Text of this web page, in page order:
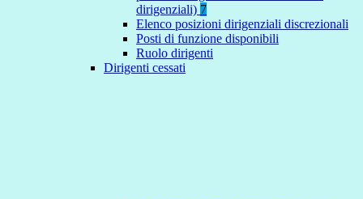
dirigenziali) 7
Elenco posizioni dirigenziali discrezionali
Posti di funzione disponibili
Ruolo dirigenti
Dirigenti cessati